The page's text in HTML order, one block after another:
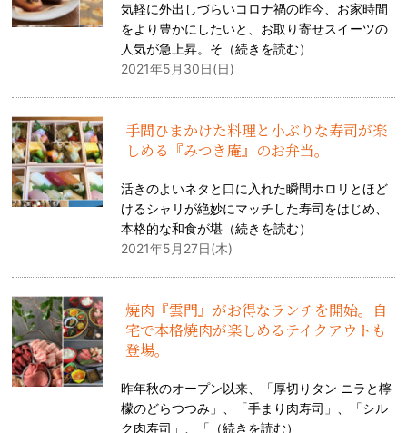
気軽に外出しづらいコロナ禍の昨今、お家時間
をより豊かにしたいと、お取り寄せスイーツの
人気が急上昇。そ（続きを読む）
2021年5月30日(日)
手間ひまかけた料理と小ぶりな寿司が楽
しめる『みつき庵』のお弁当。
活きのよいネタと口に入れた瞬間ホロリとほど
けるシャリが絶妙にマッチした寿司をはじめ、
本格的な和食が堪（続きを読む）
2021年5月27日(木)
焼肉『雲門』がお得なランチを開始。自
宅で本格焼肉が楽しめるテイクアウトも
登場。
昨年秋のオープン以来、「厚切りタン ニラと檸
檬のどらつつみ」、「手まり肉寿司」、「シル
ク肉寿司」、「（続きを読む）